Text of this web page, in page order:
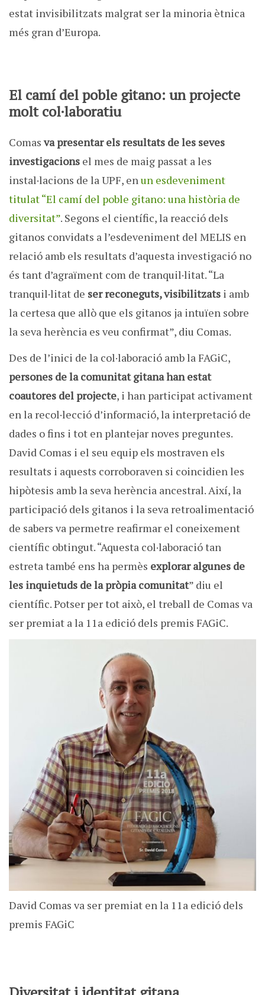
estat invisibilitzats malgrat ser la minoria ètnica
més gran d’Europa.
El camí del poble gitano: un projecte
molt col·laboratiu
Comasva presentar els resultats de les seves
investigacions el mes de maig passat a les
instal·lacions de la UPF, enun esdeveniment
titulat “El camí del poble gitano: una història de
diversitat”. Segons el científic, la reacció dels
gitanos convidats a l’esdeveniment del MELIS en
relació amb els resultats d’aquesta investigació no
és tant d’agraïment com de tranquil·litat. “La
tranquil·litat de ser reconeguts, visibilitzats i amb
la certesa que allò que els gitanos ja intuïen sobre
la seva herència es veu confirmat”, diu Comas.
Des de l’inici de la col·laboració amb la FAGiC,
persones de la comunitat gitana han estat
coautores del projecte, i han participat activament
en la recol·lecció d’informació, la interpretació de
dades o fins i tot en plantejar noves preguntes.
David Comas i el seu equip els mostraven els
resultats i aquests corroboraven si coincidien les
hipòtesis amb la seva herència ancestral. Així, la
participació dels gitanos i la seva retroalimentació
de sabers va permetre reafirmar el coneixement
científic obtingut. “Aquesta col·laboració tan
estreta també ens ha permès explorar algunes de
les inquietuds de la pròpia comunitat” diu el
científic. Potser per tot això, el treball de Comas va
ser premiat a la 11a edició dels premis FAGiC.
David Comas va ser premiat en la 11a edició dels
premis FAGiC